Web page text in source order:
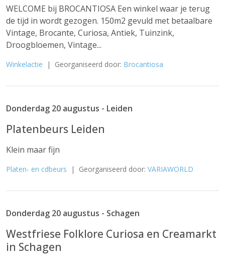
WELCOME bij BROCANTIOSA Een winkel waar je terug
de tijd in wordt gezogen. 150m2 gevuld met betaalbare
Vintage, Brocante, Curiosa, Antiek, Tuinzink,
Droogbloemen, Vintage...
Winkelactie | Georganiseerd door: Brocantiosa
Donderdag 20 augustus - Leiden
Platenbeurs Leiden
Klein maar fijn
Platen- en cdbeurs | Georganiseerd door: VARIAWORLD
Donderdag 20 augustus - Schagen
Westfriese Folklore Curiosa en Creamarkt
in Schagen